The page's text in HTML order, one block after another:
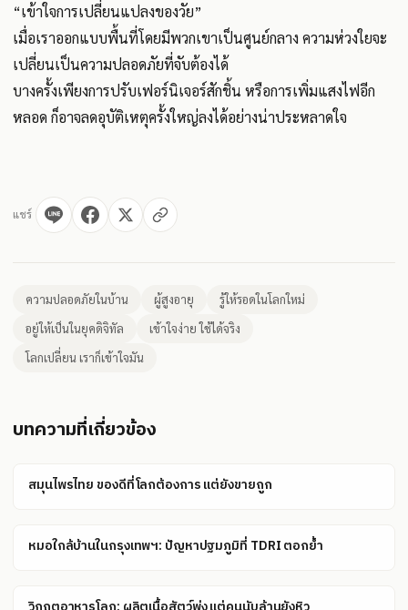
“เข้าใจการเปลี่ยนแปลงของวัย”
เมื่อเราออกแบบพื้นที่โดยมีพวกเขาเป็นศูนย์กลาง ความห่วงใยจะ
เปลี่ยนเป็นความปลอดภัยที่จับต้องได้
บางครั้งเพียงการปรับเฟอร์นิเจอร์สักชิ้น หรือการเพิ่มแสงไฟอีก
หลอด ก็อาจลดอุบัติเหตุครั้งใหญ่ลงได้อย่างน่าประหลาดใจ
แชร์
ความปลอดภัยในบ้าน ผู้สูงอายุ
รู้ให้รอดในโลกใหม่
อยู่ให้เป็นในยุคดิจิทัล
เข้าใจง่าย ใช้ได้จริง
โลกเปลี่ยน เราก็เข้าใจมัน
บทความที่เกี่ยวข้อง
สมุนไพรไทย ของดีที่โลกต้องการ แต่ยังขายถูก
หมอใกล้บ้านในกรุงเทพฯ: ปัญหาปฐมภูมิที่ TDRI ตอกย้ำ